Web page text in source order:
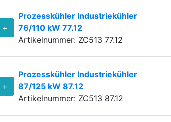
+
Prozesskühler Industriekühler
76/110 kW 77.12
Artikelnummer: ZC513 77.12
+
Prozesskühler Industriekühler
87/125 kW 87.12
Artikelnummer: ZC513 87.12